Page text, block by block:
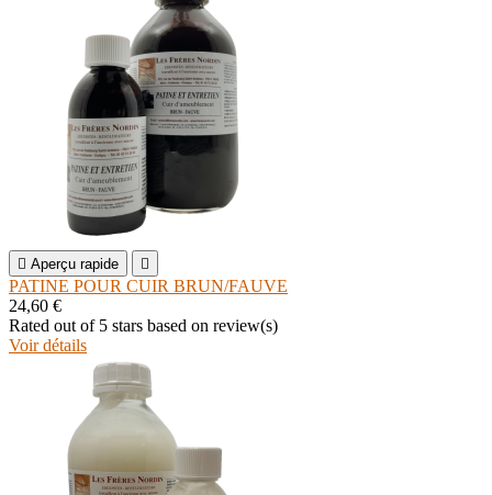
 Aperçu rapide 
PATINE POUR CUIR BRUN/FAUVE
24,60 €
Rated out of 5 stars based on review(s)
Voir détails